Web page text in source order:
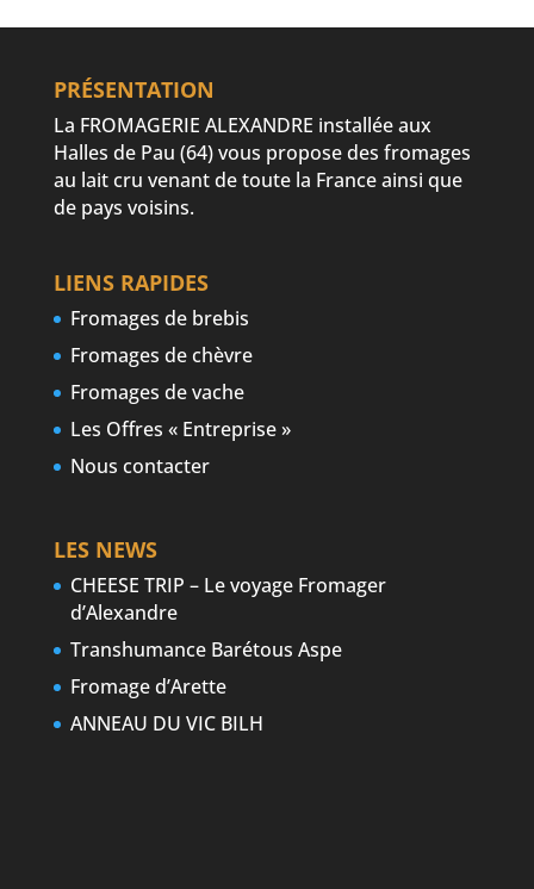
PRÉSENTATION
La FROMAGERIE ALEXANDRE installée aux
Halles de Pau (64) vous propose des fromages
au lait cru venant de toute la France ainsi que
de pays voisins.
LIENS RAPIDES
Fromages de brebis
Fromages de chèvre
Fromages de vache
Les Offres « Entreprise »
Nous contacter
LES NEWS
CHEESE TRIP – Le voyage Fromager
d’Alexandre
Transhumance Barétous Aspe
Fromage d’Arette
ANNEAU DU VIC BILH